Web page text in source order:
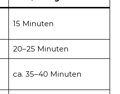
15 Minuten
20–25 Minuten
ca. 35–40 Minuten